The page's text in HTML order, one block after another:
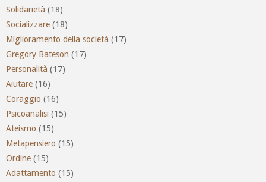
Solidarietà (18)
Socializzare (18)
Miglioramento della società (17)
Gregory Bateson (17)
Personalità (17)
Aiutare (16)
Coraggio (16)
Psicoanalisi (15)
Ateismo (15)
Metapensiero (15)
Ordine (15)
Adattamento (15)